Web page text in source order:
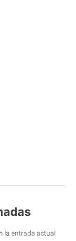
la entrada actual